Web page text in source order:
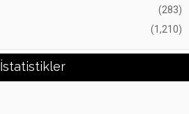
(283)
(1,210)
İstatistikler